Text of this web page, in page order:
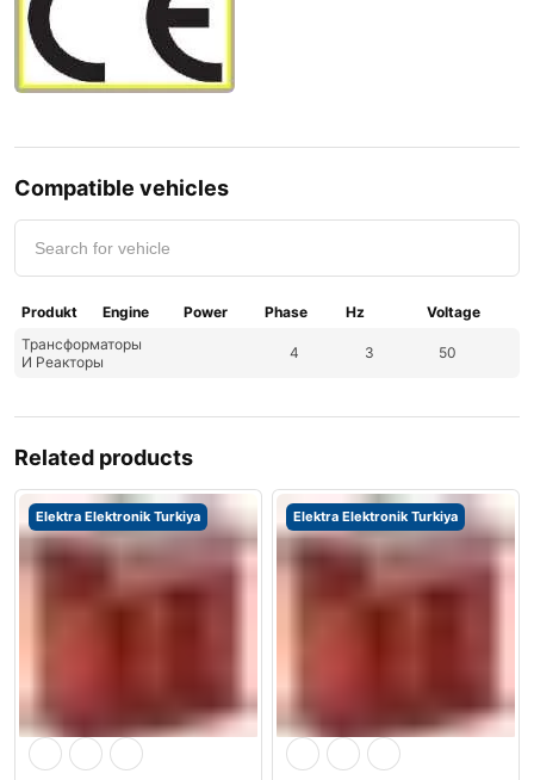
Compatible vehicles
Produkt Engine Power Phase Hz
Voltage
Трансформаторы
И Реакторы
4 3 50
Related products
Elektra Elektronik Turkiya Elektra Elektronik Turkiya